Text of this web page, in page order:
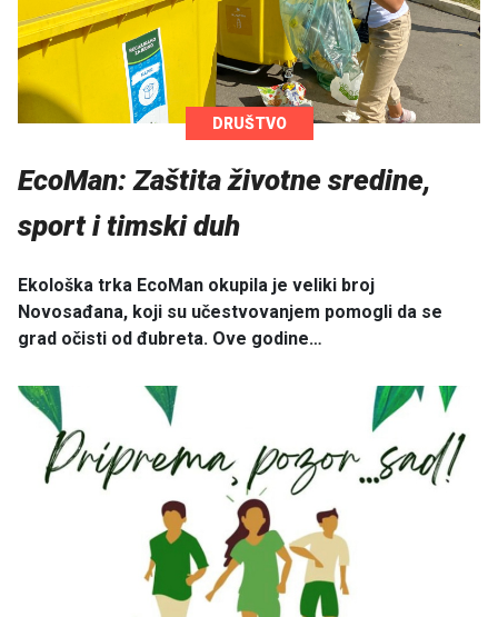
DRUŠTVO
EcoMan: Zaštita životne sredine,
sport i timski duh
Ekološka trka EcoMan okupila je veliki broj
Novosađana, koji su učestvovanjem pomogli da se
grad očisti od đubreta. Ove godine…